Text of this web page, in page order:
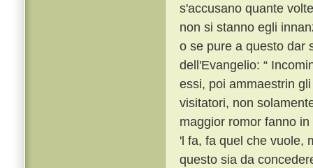
s'accusano quante
non si stanno egli
o se pure a questo dar
dell'Evangelio: “
essi, poi ammaestrin
visitatori, non
maggior romor fanno
'l fa, fa quel che vuole,
questo sia da